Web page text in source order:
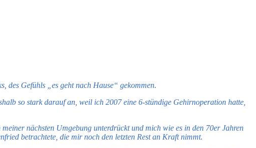
des Gefühls „es geht nach Hause“ gekommen.
so stark darauf an, weil ich 2007 eine 6-stündige Gehirnoperation hatte,
nächsten Umgebung unterdrückt und mich wie es in den 70er Jahren
betrachtete, die mir noch den letzten Rest an Kraft nimmt.